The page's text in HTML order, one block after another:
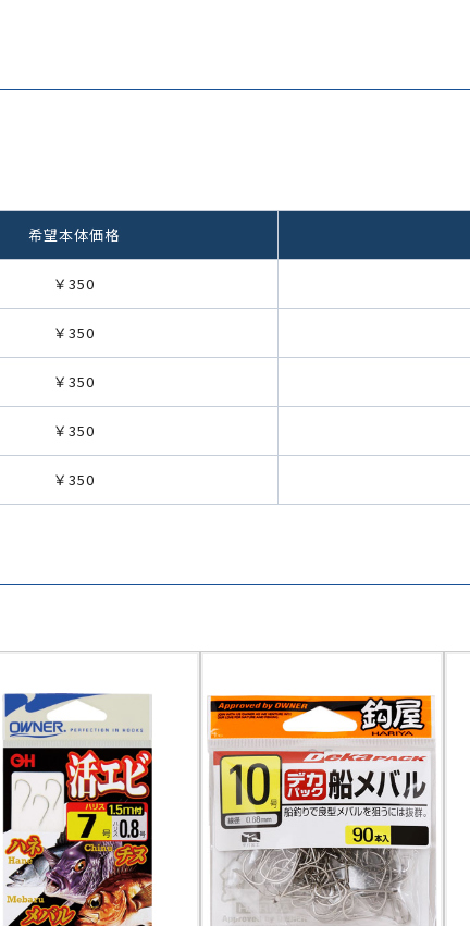
希望本体価格
￥350
￥350
￥350
￥350
￥350